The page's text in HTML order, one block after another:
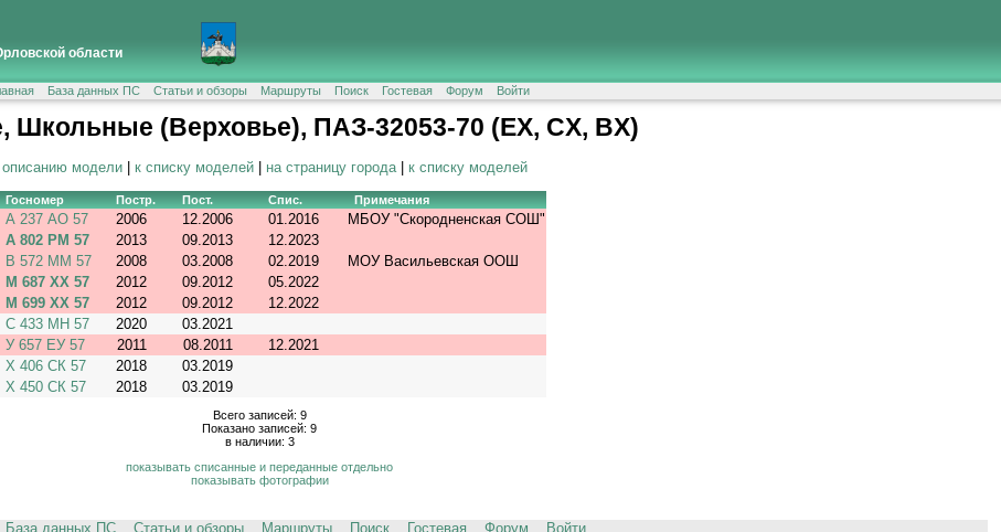
области
База данных ПС Статьи и обзоры Маршруты Поиск Гостевая Форум Войти
Школьные (Верховье), ПАЗ-32053-70 (EX, CX, BX)
описанию модели к списку моделей на страницу города| к списку моделей
Госномер Постр. Пост. Спис. Примечания
А 237 АО 57 2006 12.2006 01.2016
МБОУ "Скородненская СОШ"
А 802 РМ 57 2013 09.2013
12.2023
В 572 ММ 57 2008 03.2008 02.2019
МОУ Васильевская ООШ
М 687 ХХ 57 2012 09.2012
05.2022
М 699 ХХ 57 2012 09.2012
12.2022
С 433 МН 57 2020
03.2021
У 657 ЕУ 57 2011 08.2011
12.2021
Х 406 СК 57 2018
03.2019
Х 450 СК 57 2018 03.2019
Всего записей: 9
Показано записей: 9
в наличии: 3
показывать списанные и переданные отдельно
показывать фотографии
База данных ПС Статьи и обзоры Маршруты Поиск Гостевая Форум Войти